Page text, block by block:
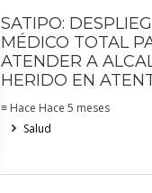
SATIPO:
MÉDICO TOTAL
ATENDER A
HERIDO EN
≡ Hace Hace 5 meses
Salud